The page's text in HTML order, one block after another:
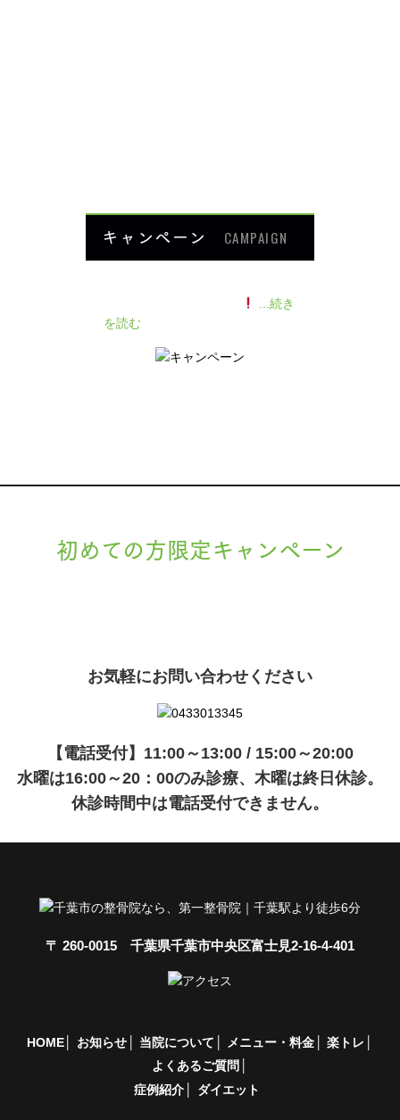
キャンペーン CAMPAIGN
...続き
を読む
初めての方限定キャンペーン
お気軽にお問い合わせください
【電話受付】11:00～13:00 / 15:00～20:00
水曜は16:00～20：00のみ診療、木曜は終日休診。
休診時間中は電話受付できません。
〒 260-0015 千葉県千葉市中央区富士見2-16-4-401
HOME お知らせ 当院について メニュー・料金
楽トレ
よくあるご質問
症例紹介
ダイエット